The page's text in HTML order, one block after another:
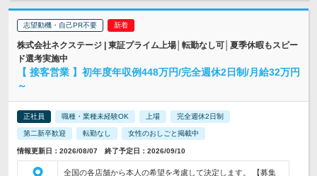
志望動機・自己PR不要
株式会社ネクステージ | 東証プライム上場│転勤なし可│夏季休暇もスピー
ド選考実施中
【 接客営業 】初年度年収例448万円/完全週休2日制/月給32万円
～
正社員 職種・業種未経験OK 上場 完全週休2日制
第二新卒歓迎 転勤なし 女性のおしごと掲載中
情報更新日：2026/08/07 終了予定日：2026/09/10
全国の各店舗から本人の希望を考慮して決定します。 【募集